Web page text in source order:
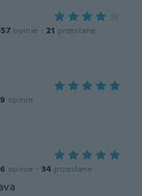
opinie · 21 przesłane
opinie
opinie · 34 przesłane